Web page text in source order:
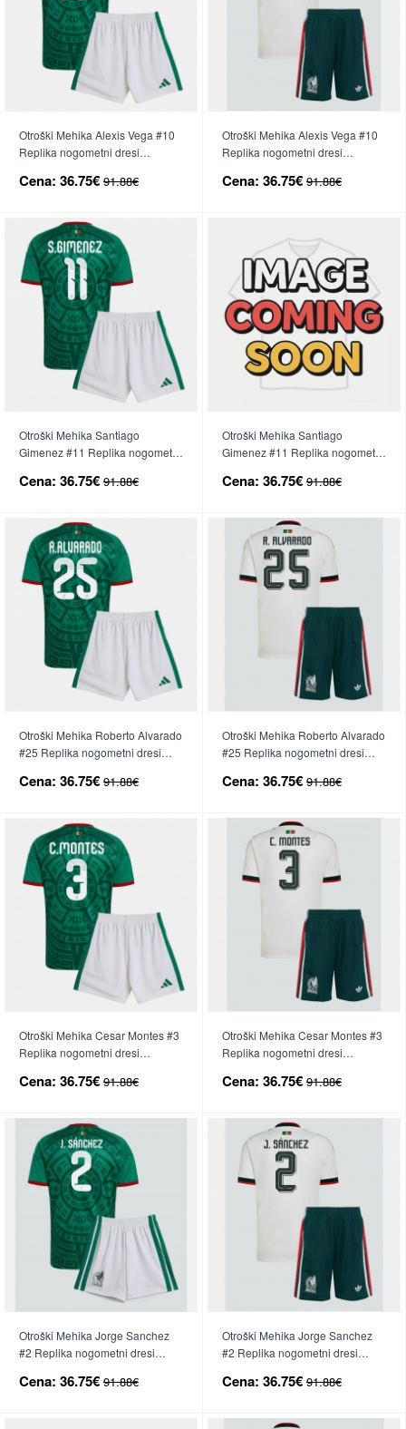
Otroški Mehika Alexis Vega #10
Replika nogometni dresi
Rokav (+ hlače)
Cena: 36.75€ 91.88€
Otroški Mehika Alexis Vega #10
Replika nogometni dresi
Kratek Rokav (+ hlače)
Cena: 36.75€ 91.88€
Otroški Mehika Santiago
Gimenez #11 Replika nogometni
Kratek Rokav (+ hlače)
Cena: 36.75€ 91.88€
Otroški Mehika Santiago
Gimenez #11 Replika nogometni
Kratek Rokav (+ hlače)
Cena: 36.75€ 91.88€
Otroški Mehika Roberto Alvarado
#25 Replika nogometni dresi
Rokav (+ hlače)
Cena: 36.75€ 91.88€
Otroški Mehika Roberto Alvarado
#25 Replika nogometni dresi
Kratek Rokav (+ hlače)
Cena: 36.75€ 91.88€
Otroški Mehika Cesar Montes #3
Replika nogometni dresi
Rokav (+ hlače)
Cena: 36.75€ 91.88€
Otroški Mehika Cesar Montes #3
Replika nogometni dresi
Kratek Rokav (+ hlače)
Cena: 36.75€ 91.88€
Otroški Mehika Jorge Sanchez
#2 Replika nogometni dresi
Rokav (+ hlače)
Cena: 36.75€ 91.88€
Otroški Mehika Jorge Sanchez
#2 Replika nogometni dresi
Kratek Rokav (+ hlače)
Cena: 36.75€ 91.88€